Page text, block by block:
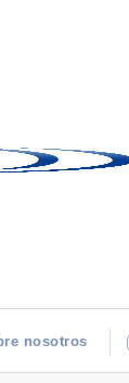
nosotros